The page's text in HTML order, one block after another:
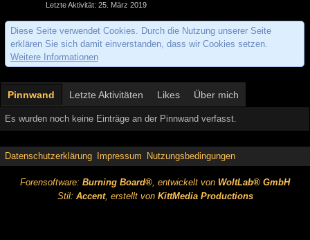
Letzte Aktivität 25. März 2019
Diese Seite verwendet Cookies. Durch die Nutzung unserer Seite
erklären Sie sich damit einverstanden, dass wir Cookies setzen.
Weitere Informationen
Pinnwand Letzte Aktivitäten Likes Über mich
Es wurden noch keine Einträge an der Pinnwand verfasst.
Datenschutzerklärung Impressum Nutzungsbedingungen
Forensoftware: Burning Board®, entwickelt von WoltLab® GmbH
Stil: Accent, erstellt von KittMedia Productions